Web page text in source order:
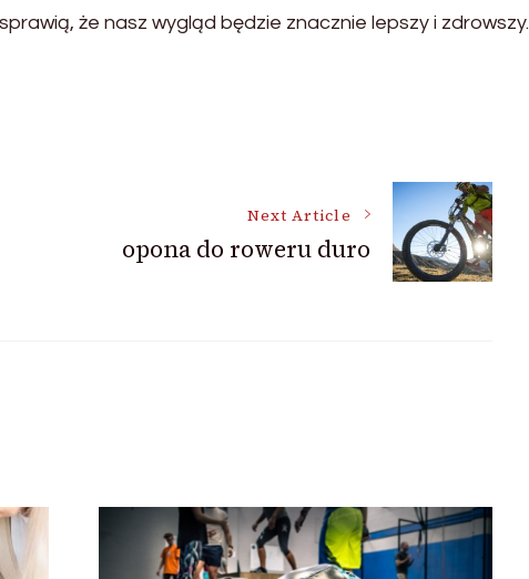
że nasz wygląd będzie znacznie lepszy i zdrowszy.
Next Article
opona do roweru duro